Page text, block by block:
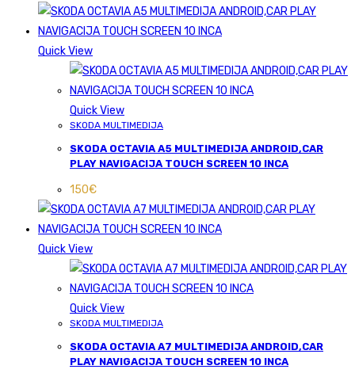
Quick View
Quick View
SKODA MULTIMEDIJA
SKODA OCTAVIA A5 MULTIMEDIJA ANDROID,CAR
PLAY NAVIGACIJA TOUCH SCREEN 10 INCA
150€
Quick View
Quick View
SKODA MULTIMEDIJA
SKODA OCTAVIA A7 MULTIMEDIJA ANDROID,CAR
PLAY NAVIGACIJA TOUCH SCREEN 10 INCA